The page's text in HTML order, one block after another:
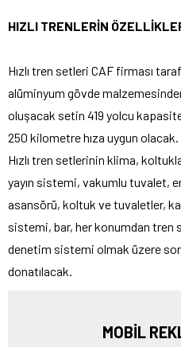
HIZLI TRENLERİN
Hızlı tren setleri CAF firması
alüminyum gövde
oluşacak setin 419 yolcu
250 kilometre hıza uygun olacak.
Hızlı tren setlerinin klima,
yayın sistemi, vakumlu tuvalet,
asansörü, koltuk ve tuvaletler,
sistemi, bar, her konumdan
denetim sistemi olmak üzere
donatılacak.
MOBİL